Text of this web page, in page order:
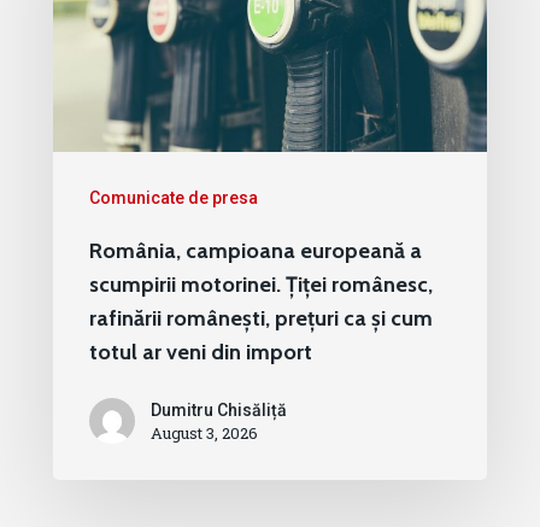
Comunicate de presa
România, campioana europeană a
scumpirii motorinei. Țiței românesc,
rafinării românești, prețuri ca și cum
totul ar veni din import
Dumitru Chisăliță
August 3, 2026